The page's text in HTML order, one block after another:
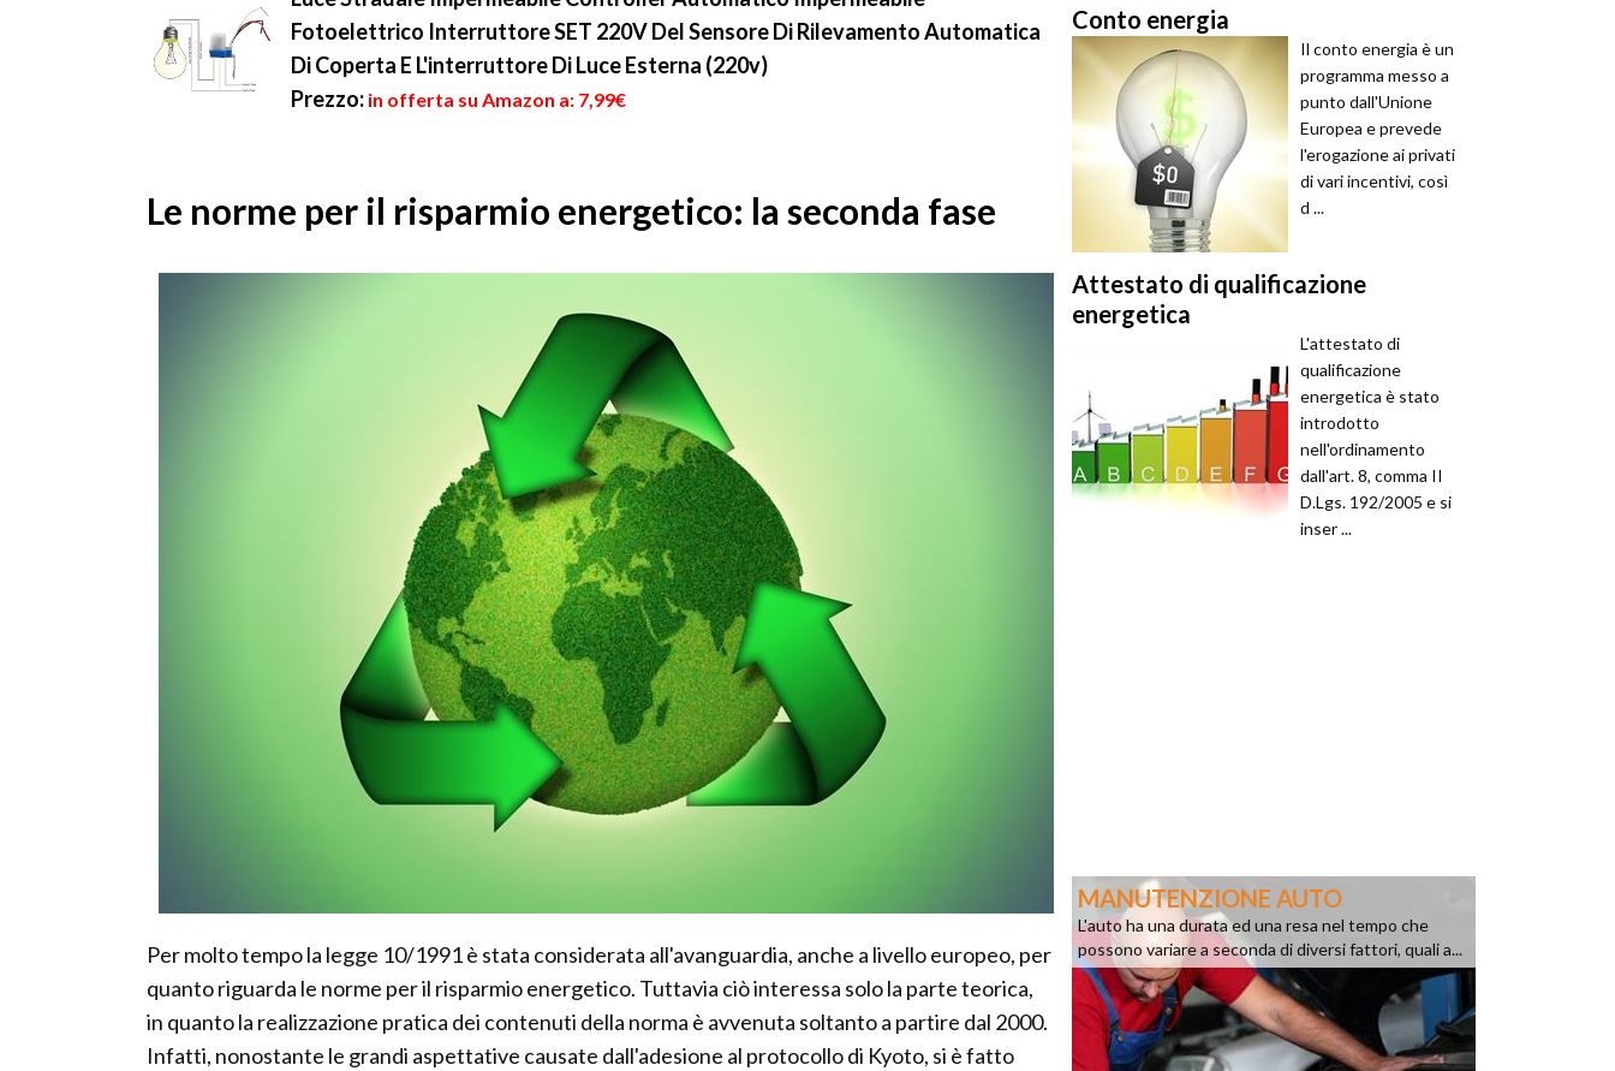
Fotoelettrico Interruttore SET 220V Del Sensore Di Rilevamento Automatica
Di Coperta E L'interruttore Di Luce Esterna (220v)
Prezzo: in offerta su Amazon a: 7,99€
Le norme per il risparmio energetico: la seconda fase
Per molto tempo la legge 10/1991 è stata considerata all'avanguardia, anche a livello europeo, per
quanto riguarda le norme per il risparmio energetico. Tuttavia ciò interessa solo la parte teorica,
in quanto la realizzazione pratica dei contenuti della norma è avvenuta soltanto a partire dal 2000.
Infatti, nonostante le grandi aspettative causate dall'adesione al protocollo di Kyoto, si è fatto
Conto energia
Il conto energia è un
programma messo a
punto dall'Unione
Europea e prevede
l'erogazione ai privati
di vari incentivi, così
d ...
Attestato di qualificazione
energetica
L'attestato di
qualificazione
energetica è stato
introdotto
nell'ordinamento
dall'art. 8, comma II
D.Lgs. 192/2005 e si
inser ...
MANUTENZIONE AUTO
L'auto ha una durata ed una resa nel tempo che
possono variare a seconda di diversi fattori, quali a...